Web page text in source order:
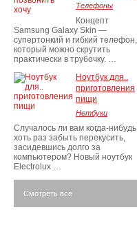
Телефоны
Концепт
Samsung Galaxy Skin —
супертонкий и гибкий телефон,
который можно скрутить
практически в трубочку. …
Ноутбук для..
приготовления
пищи
Нетбуки
Случалось ли вам когда-нибудь
хоть раз забыть перекусить,
засидевшись долго за
компьютером? Новый ноутбук
Electrolux …
Смотреть все